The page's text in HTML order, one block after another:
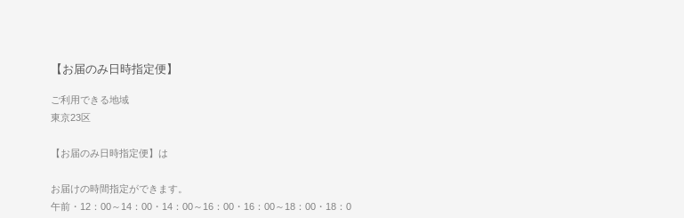
【お届のみ日時指定便】
ご利用できる地域
東京23区
【お届のみ日時指定便】は
お届けの時間指定ができます。
午前・12：00～14：00・14：00～16：00・16：00～18：00・18：0